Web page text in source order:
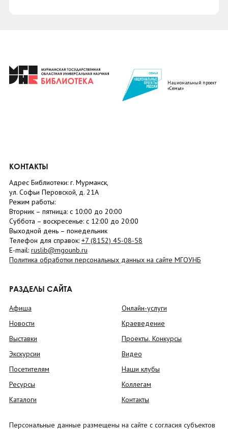
Национальный проект
«Семья»
КОНТАКТЫ
Адрес Библиотеки: г. Мурманск,
ул. Софьи Перовской, д. 21А
Режим работы:
Вторник – пятница: с 10:00 до 20:00
Суббота – воскресенье: c 12:00 до 20:00
Выходной день – понедельник
Телефон для справок: +7 (8152) 45-08-58
E-mail: ruslib@mgounb.ru
Политика обработки персональных данных на сайте МГОУНБ
РАЗДЕЛЫ САЙТА
Афиша
Новости
Выставки
Экскурсии
Посетителям
Ресурсы
Каталоги
Онлайн-услуги
Краеведение
Проекты. Конкурсы
Видео
Наши клубы
Коллегам
Контакты
Персональные данные размещены на сайте с согласия субъектов